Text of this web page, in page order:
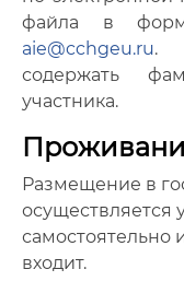
файла в
aie@cchgeu.ru.
содержать
участника.
Размещение в
осуществляется
самостоятельно
входит.